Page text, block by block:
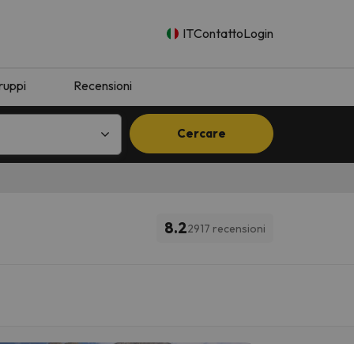
ITContattoLogin
Recensioni
Cercare
8.22917 recensioni